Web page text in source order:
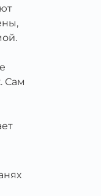
Сам